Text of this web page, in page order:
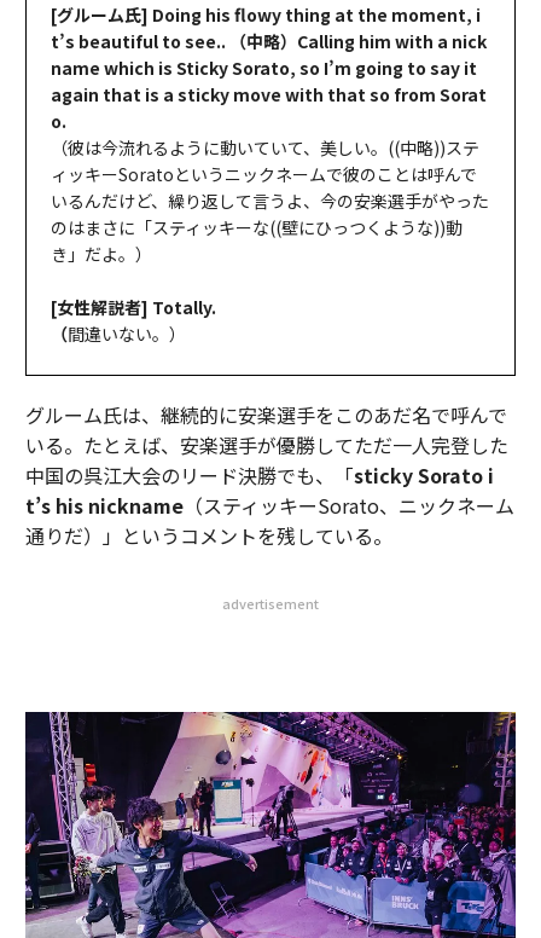
[グルーム氏] Doing his flowy thing at the moment, i
t’s beautiful to see.. （中略）Calling him with a nick
name which is Sticky Sorato, so I’m going to say it
again that is a sticky move with that so from Sorat
o.
（彼は今流れるように動いていて、美しい。((中略))ステ
ィッキーSoratoというニックネームで彼のことは呼んで
いるんだけど、繰り返して言うよ、今の安楽選手がやった
のはまさに「スティッキーな((壁にひっつくような))動
き」だよ。）
[女性解説者] Totally.
（間違いない。）
グルーム氏は、継続的に安楽選手をこのあだ名で呼んで
いる。たとえば、安楽選手が優勝してただ一人完登した
中国の呉江​​大会のリード決勝でも、「sticky Sorato i
t’s his nickname（スティッキーSorato、ニックネーム
通りだ）」というコメントを残している。
advertisement